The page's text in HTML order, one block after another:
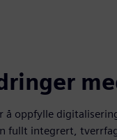
å oppfylle
fullt integrert,